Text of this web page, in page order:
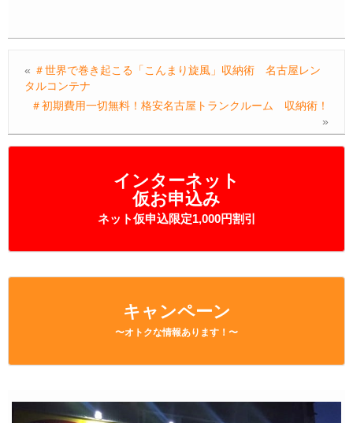
インターネット
仮お申込み
ネット仮申込限定1,000円割引
キャンペーン
〜オトクな情報あります！〜
« ＃世界で巻き起こる「こんまり旋風」収納術 名古屋レン
タルコンテナ
＃初期費用一切無料！格安名古屋トランクルーム 収納術！
»